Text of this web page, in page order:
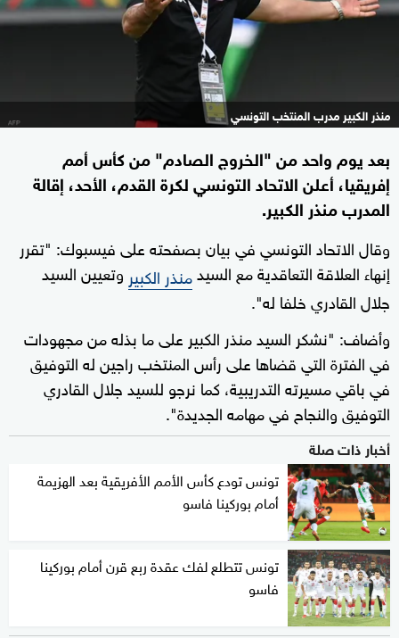
منذر الكبير مدرب المنتخب التونسي
بعد يوم واحد من "الخروج الصادم" من كأس أمم
إفريقيا، أعلن الاتحاد التونسي لكرة القدم، الأحد، إقالة
المدرب منذر الكبير.
وقال الاتحاد التونسي في بيان بصفحته على فيسبوك: "تقرر
إنهاء العلاقة التعاقدية مع السيدمنذر الكبير وتعيين السيد
جلال القادري خلفا له".
وأضاف: "نشكر السيد منذر الكبير على ما بذله من مجهودات
في الفترة التي قضاها على رأس المنتخب راجين له التوفيق
في باقي مسيرته التدريبية، كما نرجو للسيد جلال القادري
التوفيق والنجاح في مهامه الجديدة".
أخبار ذات صلة
تونس تودع كأس الأمم الأفريقية بعد الهزيمة
أمام بوركينا فاسو
تونس تتطلع لفك عقدة ربع قرن أمام بوركينا
فاسو